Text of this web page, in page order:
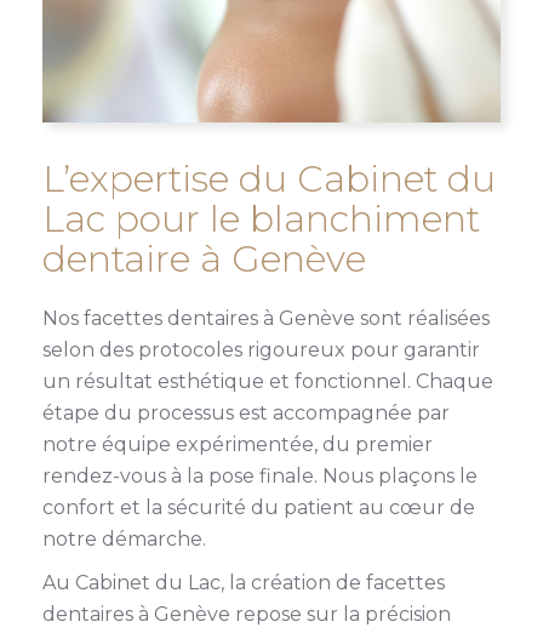
L’expertise du Cabinet du
Lac pour le blanchiment
dentaire à Genève
Nos facettes dentaires à Genève sont réalisées
selon des protocoles rigoureux pour garantir
un résultat esthétique et fonctionnel. Chaque
étape du processus est accompagnée par
notre équipe expérimentée, du premier
rendez-vous à la pose finale. Nous plaçons le
confort et la sécurité du patient au cœur de
notre démarche.
Au Cabinet du Lac, la création de facettes
dentaires à Genève repose sur la précision